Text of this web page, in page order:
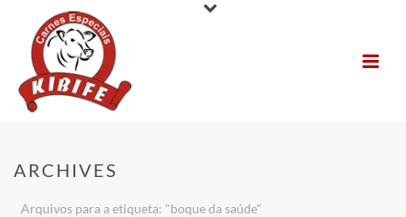
ARCHIVES
Arquivos para a etiqueta: "boque da saúde"